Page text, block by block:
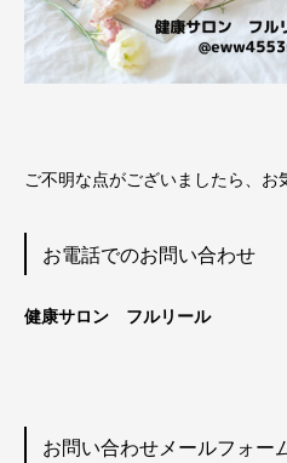
ご不明な点がございましたら、お
お電話でのお問い合わせ
健康サロン フルリール
お問い合わせメールフォー